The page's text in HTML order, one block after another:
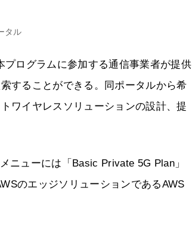
タル
プログラムに参加する通信事業者が提供
することができる。同ポータルから希
ワイヤレスソリューションの設計、提
ニューには「Basic Private 5G Plan」
のエッジソリューションであるAWS